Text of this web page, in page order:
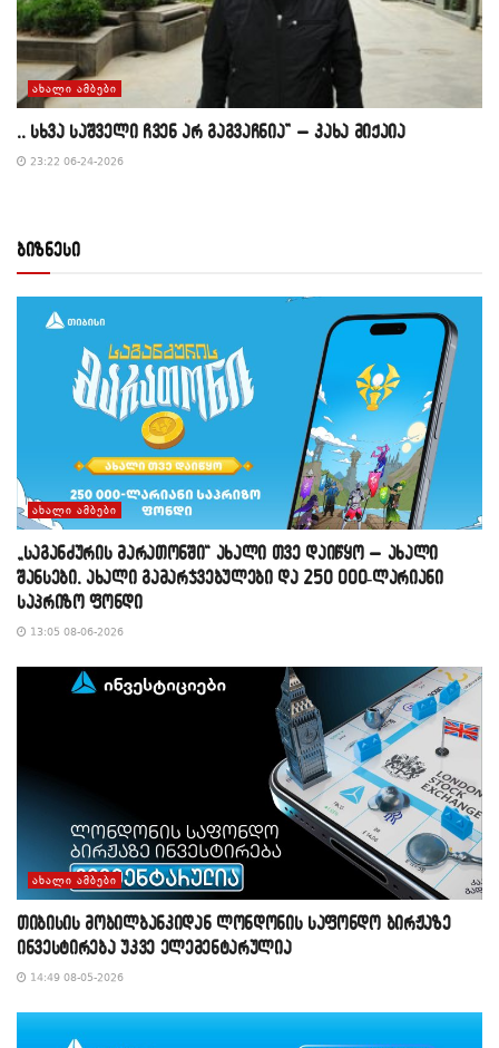
ᲐᲮᲐᲚᲘ ᲐᲛᲑᲔᲑᲘ
,, სხვა საშველი ჩვენ არ გაგვაჩნია” – კახა მიქაია
23:22 06-24-2026
ბიზნესი
ᲐᲮᲐᲚᲘ ᲐᲛᲑᲔᲑᲘ
„საგანძურის მარათონში“ ახალი თვე დაიწყო – ახალი
შანსები, ახალი გამარჯვებულები და 250 000-ლარიანი
საპრიზო ფონდი
13:05 08-06-2026
ᲐᲮᲐᲚᲘ ᲐᲛᲑᲔᲑᲘ
თიბისის მობილბანკიდან ლონდონის საფონდო ბირჟაზე
ინვესტირება უკვე ელემენტარულია
14:49 08-05-2026